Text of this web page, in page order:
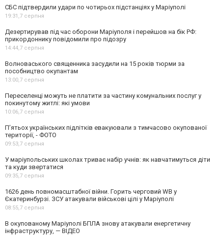
СБС підтвердили удари по чотирьох підстанціях у Маріуполі
19:31,7 серпня
Дезертирував під час оборони Маріуполя і перейшов на бік РФ:
прикордоннику повідомили про підозру
14:44,7 серпня
Волноваського священника засудили на 15 років тюрми за
пособництво окупантам
13:00,7 серпня
Переселенці можуть не платити за частину комунальних послуг у
покинутому житлі: які умови
10:06,7 серпня
П’ятьох українських підлітків евакуювали з тимчасово окупованої
території, - ФОТО
09:53,7 серпня
У маріупольських школах триває набір учнів: як навчатимуться діти
та куди звертатися
09:35,7 серпня
1626 день повномасштабної війни. Горить черговий WB у
Єкатеринбурзі. ЗСУ атакували військові цілі у Маріуполі
08:55,7 серпня
В окупованому Маріуполі БПЛА знову атакували енергетичну
інфраструктуру, — ВІДЕО